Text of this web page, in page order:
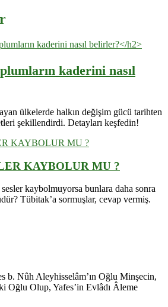
kaderini nasıl
ülkelerde halkın değişim gücü tarihten
şekillendirdi. Detayları keşfedin!
KAYBOLUR MU ?
kaybolmuyorsa bunlara daha sonra
Tübitak’a sormuşlar, cevap vermiş.
b. Nûh Aleyhisselâm’ın Oğlu Minşecin,
Oğlu Olup, Yafes’in Evlâdı Âleme